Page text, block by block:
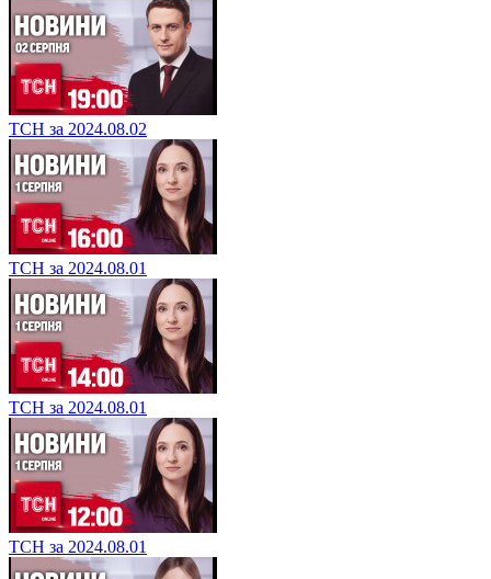
ТСН за 2024.08.02
ТСН за 2024.08.01
ТСН за 2024.08.01
ТСН за 2024.08.01